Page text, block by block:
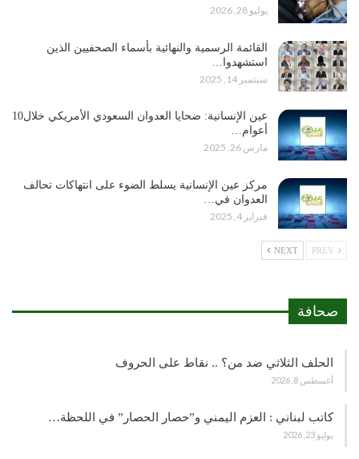
يوليو 28, 2026
القائمة الرسمية والنهائية بأسماء الصحفيين الذين
استشهدوا…
سبتمبر 14, 2025
عين الإنسانية: ضحايا العدوان السعودي الأمريكي خلال10
أعوام…
مارس 26, 2025
مركز عين الإنسانية يسلط الضوء على انتهاكات تحالف
العدوان في…
فبراير 4, 2025
NEXT
صحافة
الحلف الثلاثي ضد من؟ .. نقاط على الحروف
أغسطس 8, 2026
كاتب لبناني : العزم اليمني و”حصار الحصار” في اللحظة…
يوليو 23, 2026